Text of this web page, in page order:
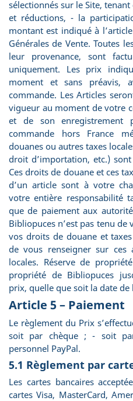
sélectionnés sur le Site,
et réductions, - la
montant est indiqué à
Générales de Vente. Toutes
leur provenance, sont
uniquement. Les prix
moment et sans préavis,
commande. Les Articles
vigueur au moment de votre
et de son enregistrement
commande hors France
douanes ou autres taxes
droit d’importation, etc.)
Ces droits de douane et ces
d’un article sont à votre
votre entière responsabilité
que de paiement aux
Bibliopuces n’est pas tenu
vos droits de douane et
de vous renseigner sur ces
locales. Réserve de
propriété de Bibliopuces
prix, quelle que soit la date
Article 5 – Paiement
Le règlement du Prix
soit par chèque ; - soit
personnel PayPal.
5.1 Règlement par
Les cartes bancaires
cartes Visa, MasterCard,